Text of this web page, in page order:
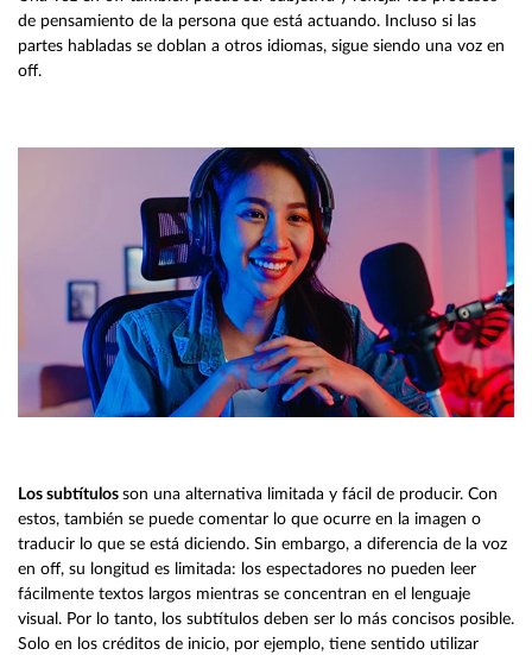
de pensamiento de la persona que está actuando. Incluso si las
partes habladas se doblan a otros idiomas, sigue siendo una voz en
off.
Los subtítulos son una alternativa limitada y fácil de producir. Con
estos, también se puede comentar lo que ocurre en la imagen o
traducir lo que se está diciendo. Sin embargo, a diferencia de la voz
en off, su longitud es limitada: los espectadores no pueden leer
fácilmente textos largos mientras se concentran en el lenguaje
visual. Por lo tanto, los subtítulos deben ser lo más concisos posible.
Solo en los créditos de inicio, por ejemplo, tiene sentido utilizar